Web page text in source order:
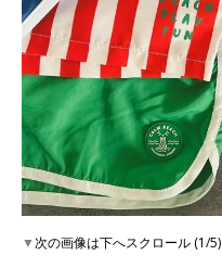
▼次の画像は下へスクロール (1/5)